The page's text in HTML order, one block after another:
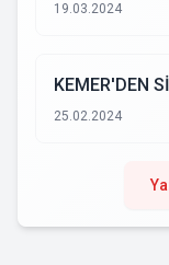
19.03.2024
KEMER'DEN
25.02.2024